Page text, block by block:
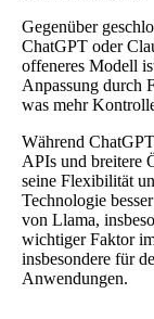
Gegenüber
ChatGPT oder
offeneres Modell
Anpassung durch
was mehr
Während
APIs und breitere
seine Flexibilität
Technologie
von Llama,
wichtiger Faktor
insbesondere für
Anwendungen.